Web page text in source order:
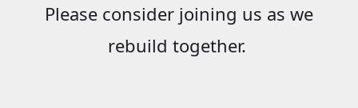
Please consider joining us as we
rebuild together.